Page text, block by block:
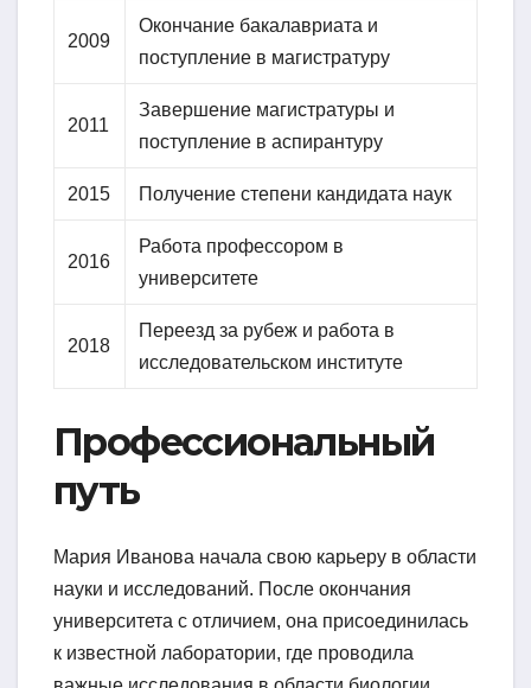
2009
Окончание бакалавриата и
поступление в магистратуру
2011
Завершение магистратуры и
поступление в аспирантуру
2015 Получение степени кандидата наук
2016
Работа профессором в
университете
2018
Переезд за рубеж и работа в
исследовательском институте
Профессиональный
путь
Мария Иванова начала свою карьеру в области
науки и исследований. После окончания
университета с отличием, она присоединилась
к известной лаборатории, где проводила